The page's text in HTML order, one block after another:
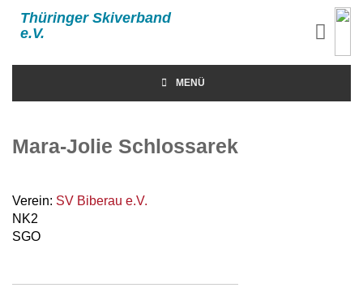
Thüringer Skiverband
e.V.
MENÜ
Mara-Jolie Schlossarek
Verein: SV Biberau e.V.
NK2
SGO